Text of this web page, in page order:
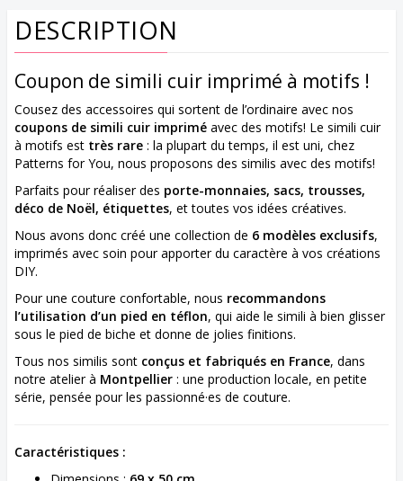
DESCRIPTION
Coupon de simili cuir imprimé à motifs !
Cousez des accessoires qui sortent de l’ordinaire avec nos
coupons de simili cuir imprimé avec des motifs! Le simili cuir
à motifs est très rare : la plupart du temps, il est uni, chez
Patterns for You, nous proposons des similis avec des motifs!
Parfaits pour réaliser des porte-monnaies, sacs, trousses,
déco de Noël, étiquettes, et toutes vos idées créatives.
Nous avons donc créé une collection de 6 modèles exclusifs,
imprimés avec soin pour apporter du caractère à vos créations
DIY.
Pour une couture confortable, nous recommandons
l’utilisation d’un pied en téflon, qui aide le simili à bien glisser
sous le pied de biche et donne de jolies finitions.
Tous nos similis sont conçus et fabriqués en France, dans
notre atelier à Montpellier : une production locale, en petite
série, pensée pour les passionné·es de couture.
Caractéristiques :